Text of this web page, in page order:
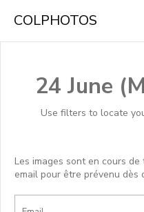
COLPHOTOS
24 June
Use filters to locate
Les images sont en cours
email pour être prévenu dès